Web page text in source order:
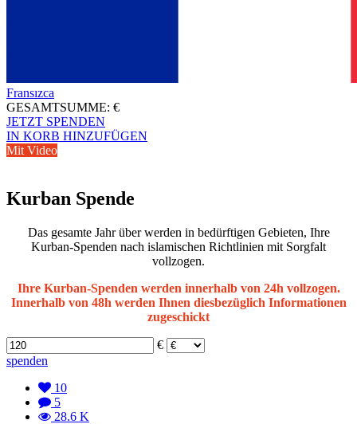
Fransızca
GESAMTSUMME: €
JETZT SPENDEN
IN KORB HINZUFÜGEN
Mit Video
Kurban Spende
Das gesamte Jahr über werden in bedürftigen Gebieten, Ihre
Kurban-Spenden nach islamischen Richtlinien mit Sorgfalt
vollzogen.
Ihre Kurban-Spenden werden innerhalb von 24h vollzogen.
Innerhalb von 48h werden Ihnen diesbezüglich Informationen
zugeschickt
€
spenden
10
5
28.6 K